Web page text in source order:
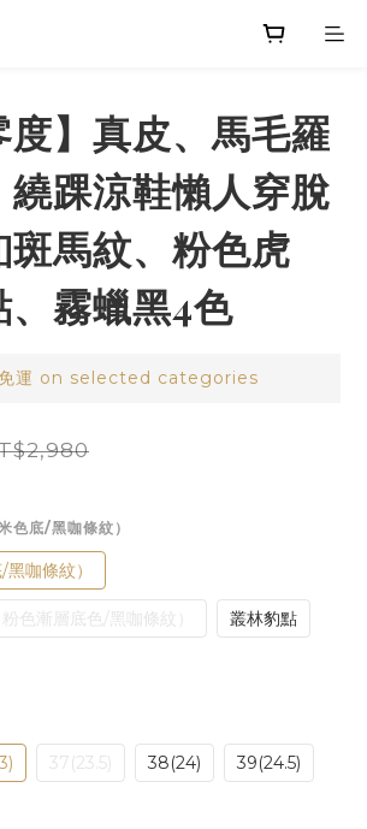
度】真皮、馬毛羅
踝涼鞋懶人穿脫
斑馬紋、粉色虎
霧蠟黑4色
免運 on selected categories
色底/黑咖條紋）
咖條紋）
色漸層底色/黑咖條紋） 叢林豹點
37(23.5) 38(24) 39(24.5)